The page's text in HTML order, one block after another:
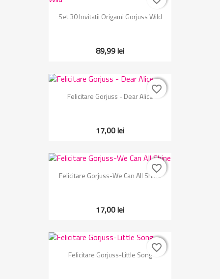
Set 30 Invitatii Origami Gorjuss Wild
89,99 lei
Felicitare Gorjuss - Dear Alice
17,00 lei
favorite_border
favorite_border
Felicitare Gorjuss-We Can All Shine
17,00 lei
favorite_border
favorite_border
Felicitare Gorjuss-Little Song
favorite_border
favorite_border